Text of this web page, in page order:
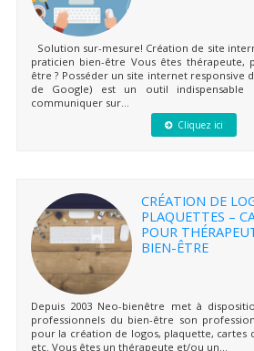
Solution sur-mesure! Création de site
praticien bien-être Vous êtes thérapeute,
être ? Posséder un site internet responsive
de Google) est un outil
communiquer sur...
Cliquez ici
CRÉATION DE
PLAQUETTES –
POUR
BIEN-ÊTRE
Depuis 2003 Neo-bienêtre met à
professionnels du bien-être son
pour la création de logos, plaquette, cartes
etc. Vous êtes un thérapeute et/ou un...